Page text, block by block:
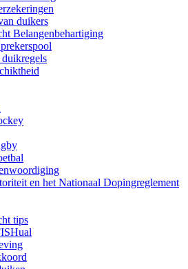
duikers
Belangenbehartiging
en het Nationaal Dopingreglement
tips